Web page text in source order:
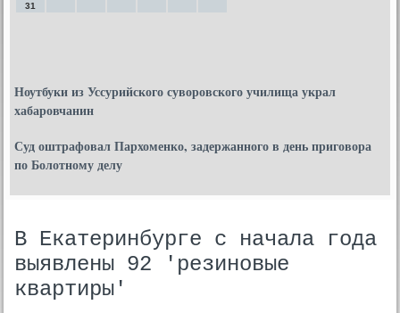
31
Ноутбуки из Уссурийского суворовского училища украл
хабаровчанин
Суд оштрафовал Пархоменко, задержанного в день приговора
по Болотному делу
В Екатеринбурге с начала года
выявлены 92 'резиновые
квартиры'